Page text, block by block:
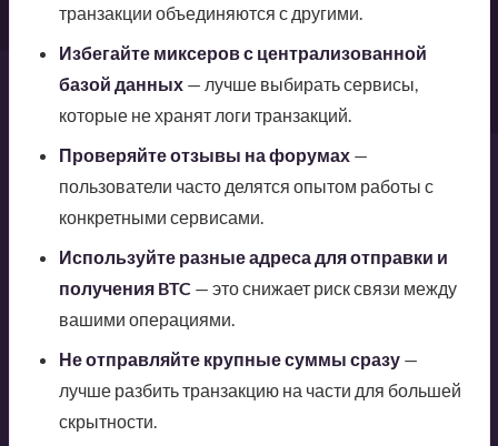
транзакции объединяются с другими.
Избегайте миксеров с централизованной
базой данных— лучше выбирать сервисы,
которые не хранят логи транзакций.
Проверяйте отзывы на форумах—
пользователи часто делятся опытом работы с
конкретными сервисами.
Используйте разные адреса для отправки и
получения BTC — это снижает риск связи между
вашими операциями.
Не отправляйте крупные суммы сразу—
лучше разбить транзакцию на части для большей
скрытности.